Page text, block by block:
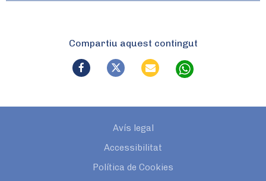
Compartiu aquest contingut
Avís legal
Accessibilitat
Política de Cookies